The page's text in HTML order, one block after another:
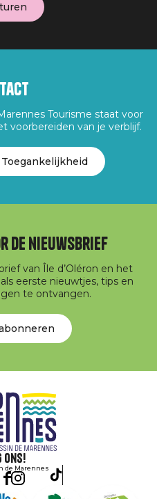
Tourisme staat voor
voorbereiden van je verblijf.
Toegankelijkheid
de nieuwsbrief
van Île d’Oléron en het
eerste nieuwtjes, tips en
te ontvangen.
ons!
de Marennes